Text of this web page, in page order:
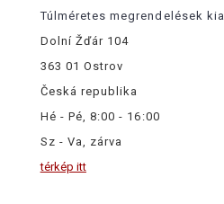
Túlméretes megrendelések
Dolní Žďár 104
363 01 Ostrov
Česká republika
Hé - Pé, 8:00 - 16:00
Sz - Va, zárva
térkép itt